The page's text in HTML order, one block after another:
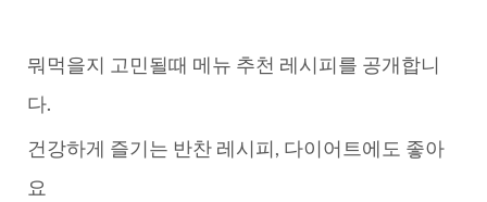
게
뭐먹을지 고민될때 메뉴 추천 레시피를 공개합니
다.
건강하게 즐기는 반찬 레시피, 다이어트에도 좋아
요